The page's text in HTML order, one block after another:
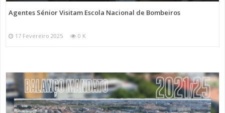
Agentes Sénior Visitam Escola Nacional de Bombeiros
17 Fevereiro 2025 0 K